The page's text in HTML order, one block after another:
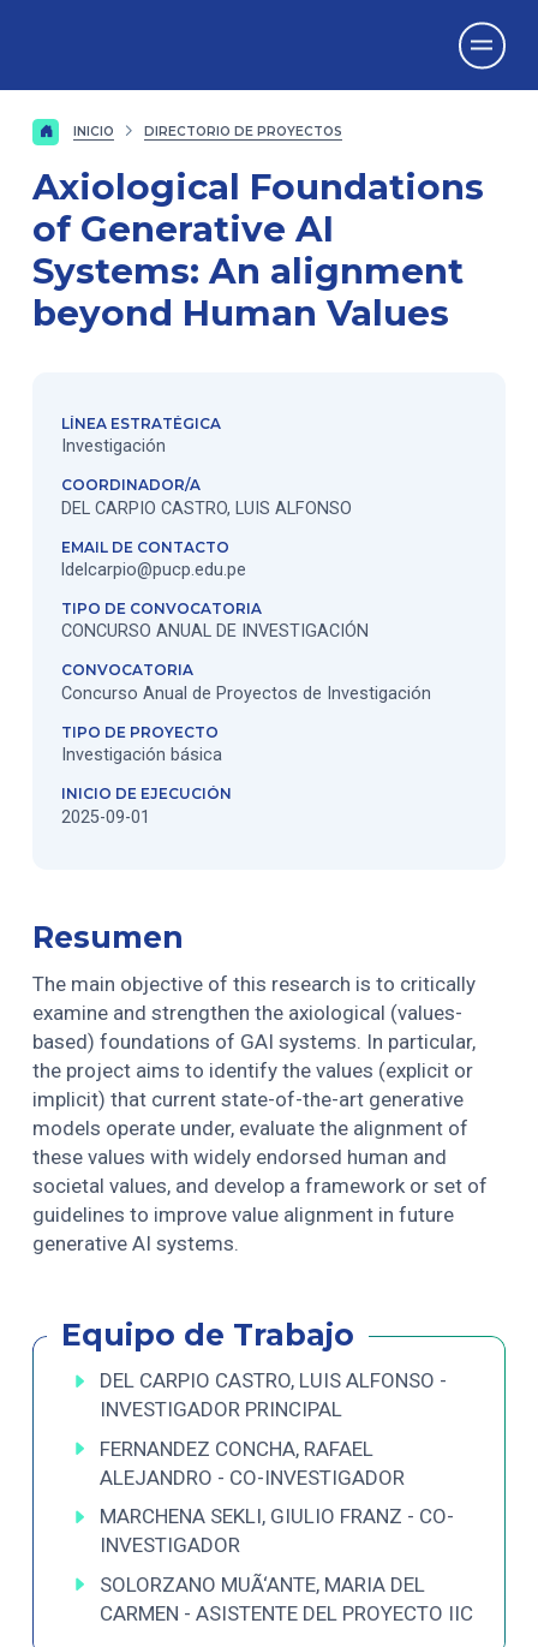
INICIO DIRECTORIO DE PROYECTOS
Axiological Foundations
of Generative AI
Systems: An alignment
beyond Human Values
LÍNEA ESTRATÉGICA
Investigación
COORDINADOR/A
DEL CARPIO CASTRO, LUIS ALFONSO
EMAIL DE CONTACTO
ldelcarpio@pucp.edu.pe
TIPO DE CONVOCATORIA
CONCURSO ANUAL DE INVESTIGACIÓN
CONVOCATORIA
Concurso Anual de Proyectos de Investigación
TIPO DE PROYECTO
Investigación básica
INICIO DE EJECUCIÓN
2025-09-01
Resumen
The main objective of this research is to critically
examine and strengthen the axiological (values-
based) foundations of GAI systems. In particular,
the project aims to identify the values (explicit or
implicit) that current state-of-the-art generative
models operate under, evaluate the alignment of
these values with widely endorsed human and
societal values, and develop a framework or set of
guidelines to improve value alignment in future
generative AI systems.
Equipo de Trabajo
DEL CARPIO CASTRO, LUIS ALFONSO -
INVESTIGADOR PRINCIPAL
FERNANDEZ CONCHA, RAFAEL
ALEJANDRO - CO-INVESTIGADOR
MARCHENA SEKLI, GIULIO FRANZ - CO-
INVESTIGADOR
SOLORZANO MUÃ‘ANTE, MARIA DEL
CARMEN - ASISTENTE DEL PROYECTO IIC